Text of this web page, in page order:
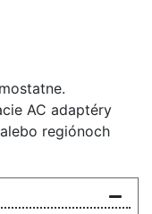
AC adaptéry
regiónoch